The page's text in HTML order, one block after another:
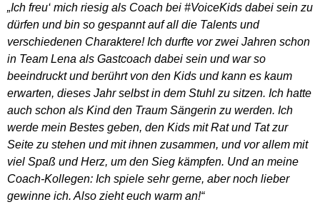
„Ich freu‘ mich riesig als Coach bei #VoiceKids dabei sein zu
dürfen und bin so gespannt auf all die Talents und
verschiedenen Charaktere! Ich durfte vor zwei Jahren schon
in Team Lena als Gastcoach dabei sein und war so
beeindruckt und berührt von den Kids und kann es kaum
erwarten, dieses Jahr selbst in dem Stuhl zu sitzen. Ich hatte
auch schon als Kind den Traum Sängerin zu werden. Ich
werde mein Bestes geben, den Kids mit Rat und Tat zur
Seite zu stehen und mit ihnen zusammen, und vor allem mit
viel Spaß und Herz, um den Sieg kämpfen. Und an meine
Coach-Kollegen: Ich spiele sehr gerne, aber noch lieber
gewinne ich. Also zieht euch warm an!“